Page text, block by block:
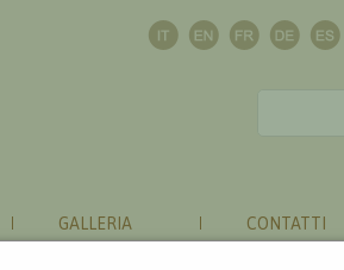
GALLERIA CONTATTI